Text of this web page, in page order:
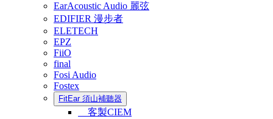
EarAcoustic Audio 麗弦
EDIFIER 漫步者
ELETECH
EPZ
FiiO
final
Fosi Audio
Fostex
FitEar 須山補聽器
客製CIEM